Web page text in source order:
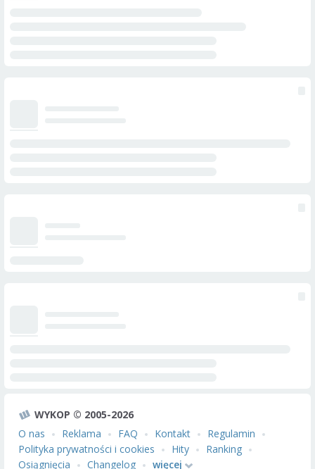
WYKOP © 2005-2026
O nas
Reklama FAQ Kontakt
Regulamin
Polityka prywatności i cookies
Hity
Ranking
Osiągnięcia
Changelog więcej